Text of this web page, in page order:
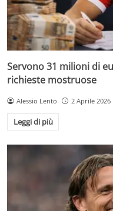
Servono 31 milioni di
richieste mostruose
Alessio Lento 2 Aprile 2026
Leggi di più